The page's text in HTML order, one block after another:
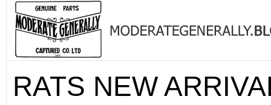
RATS NEW